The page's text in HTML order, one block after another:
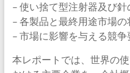
– 使い捨て型注射器及び
– 各製品と最終用途市場
– 市場に影響を与える競
本レポートでは、世界の